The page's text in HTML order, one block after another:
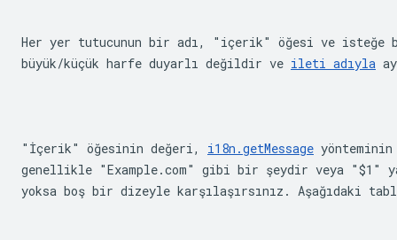
Her yer tutucunun bir adı, "içerik" öğesi ve isteğe
büyük/küçük harfe duyarlı değildir ve ileti adıyla
"İçerik" öğesinin değeri, i18n.getMessage
genellikle "Example.com" gibi bir şeydir veya "$1"
yoksa boş bir dizeyle karşılaşırsınız. Aşağıdaki